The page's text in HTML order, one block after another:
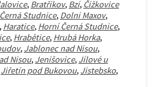
, Bratříkov, Bzí, Čížkovice
Studnice, Dolní Maxov,
, Haratice, Horní Černá Studnice,
, Hrabětice, Hrubá Horka,
, Jablonec nad Nisou,
Nisou, Jenišovice, Jílové u
Jiřetín pod Bukovou, Jistebsko,